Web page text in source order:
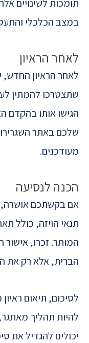
תומכות לשינויים
במצב הכלכלי
לאחר הראיון
לאחר הראיון החדש,
שתצטרכו להמתין
הגישו אותו
שלכם באתר
מעודכנים.
הכנה לנסיעה
אם בקשתכם אושרה,
תנאי הויזה, כולל
המותר. זכרו, אישור
הברית, אלא רק את
לסיכום, תיאום
להיות תהליך
יכולים להגדיל את